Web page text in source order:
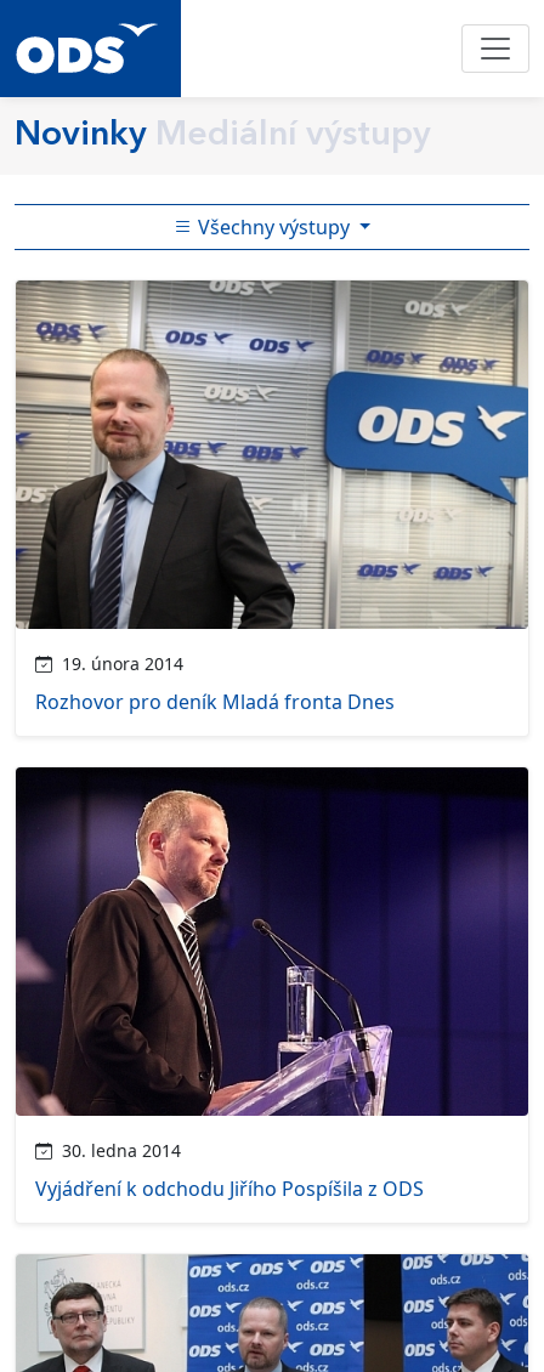
Novinky Mediální výstupy
Všechny výstupy
19. února 2014
Rozhovor pro deník Mladá fronta Dnes
30. ledna 2014
Vyjádření k odchodu Jiřího Pospíšila z ODS